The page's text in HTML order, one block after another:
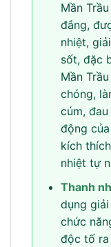
Mần
đắng,
nhiệt,
sốt, đặc
Mần
chóng,
cúm,
động
kích
nhiệt tự
Thanh
dụng
chức
độc tố ra